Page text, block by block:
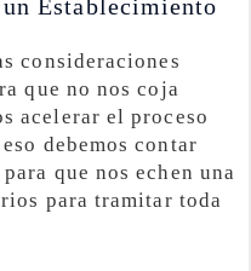
Establecimiento
consideraciones
que no nos coja
acelerar el proceso
debemos contar
que nos echen una
para tramitar toda